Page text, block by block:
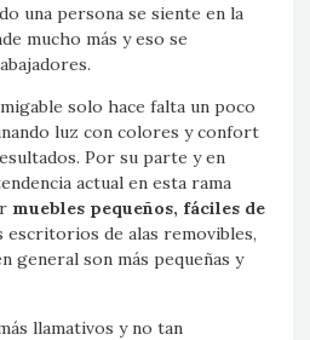
una persona se siente en la
mucho más y eso se
solo hace falta un poco
luz con colores y confort
Por su parte y en
actual en esta rama
muebles pequeños, fáciles de
de alas removibles,
general son más pequeñas y
llamativos y no tan